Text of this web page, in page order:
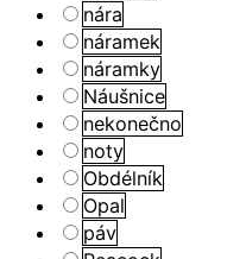
nára
náramek
náramky
Náušnice
nekonečno
noty
Obdélník
Opal
páv